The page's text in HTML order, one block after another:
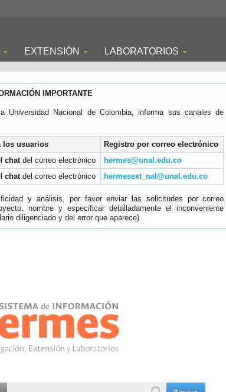
EXTENSIÓN LABORATORIOS
IMPORTANTE
Universidad Nacional de Colombia, informa sus canales de
los usuarios
Registro por correo electrónico
chatdel correo electrónico
hermes@unal.edu.co
chatdel correo electrónico hermesext_nal@unal.edu.co
y análisis, por favor enviar las solicitudes por correo
nombre y especificar detalladamente el inconveniente
diligenciado y del error que aparece).